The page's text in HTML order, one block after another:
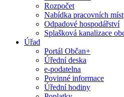
Rozpočet
Nabídka pracovních míst
Odpadové hospodářství
Splašková kanalizace
Úřad
Portál Občan+
Úřední deska
e-podatelna
Povinné informace
Úřední hodiny